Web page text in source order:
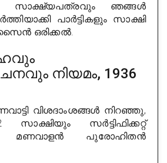
Solution
City : banglore
സാക്ഷ്യപത്രവും ഞങ്ങൾ
പാർട്ടികളും സാക്ഷി
സൈൻ ഒരിക്കൽ.
നിയമം, 1936
വിശദാംശങ്ങൾ നിറഞ്ഞു,
സർട്ടിഫിക്കറ്റ്
മണവാളൻ പുരോഹിതൻ